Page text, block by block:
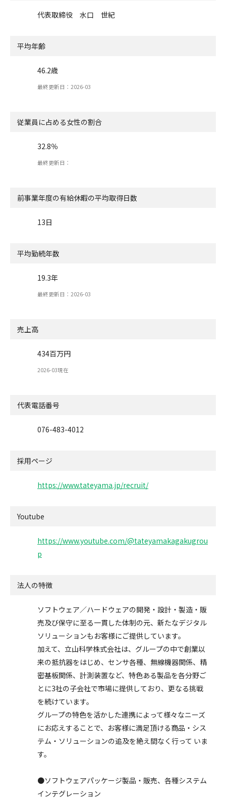
代表取締役 水口 世紀
平均年齢
46.2歳
最終更新日：2026-03
従業員に占める女性の割合
32.8％
最終更新日：
前事業年度の有給休暇の平均取得日数
13日
平均勤続年数
19.3年
最終更新日：2026-03
売上高
434百万円
2026-03現在
代表電話番号
076-483-4012
採用ページ
https://www.tateyama.jp/recruit/
Youtube
https://www.youtube.com/@tateyamakagakugrou
p
法人の特徴
ソフトウェア／ハードウェアの開発・設計・製造・販
売及び保守に至る一貫した体制の元、新たなデジタル
ソリューションもお客様にご提供しています。
加えて、立山科学株式会社は、グループの中で創業以
来の抵抗器をはじめ、センサ各種、無線機器関係、精
密基板関係、計測装置など、特色ある製品を各分野ご
とに3社の子会社で市場に提供しており、更なる挑戦
を続けています。
グループの特色を活かした連携によって様々なニーズ
にお応えすることで、お客様に満足頂ける商品・シス
テム・ソリューションの追及を絶え間なく行って いま
す。
●ソフトウェアパッケージ製品・販売、各種システム
インテグレーション